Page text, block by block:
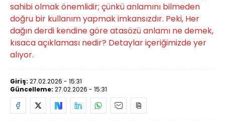
sahibi olmak önemlidir; çünkü anlamını bilmeden
doğru bir kullanım yapmak imkansızdır. Peki, Her
dağın derdi kendine göre atasözü anlamı ne demek,
kısaca açıklaması nedir? Detaylar içeriğimizde yer
alıyor.
Giriş: 27.02.2026 - 15:31
Güncelleme: 27.02.2026 - 15:31